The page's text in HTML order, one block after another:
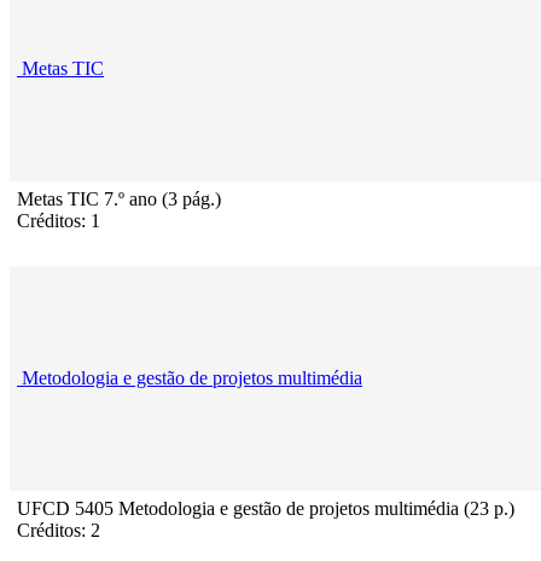
Metas TIC
Metas TIC 7.º ano (3 pág.)
Créditos: 1
Metodologia e gestão de projetos multimédia
UFCD 5405 Metodologia e gestão de projetos multimédia (23 p.)
Créditos: 2